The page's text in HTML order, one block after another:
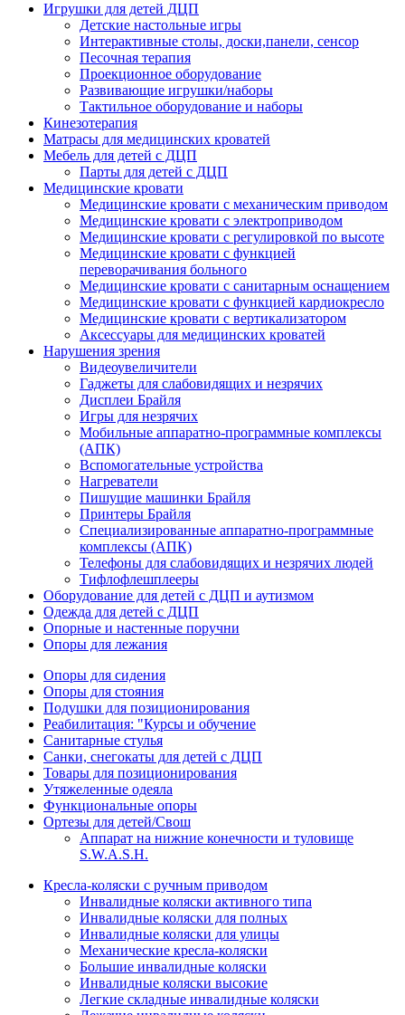
Игрушки для детей ДЦП
Детские настольные игры
Интерактивные столы, доски,панели, сенсор
Песочная терапия
Проекционное оборудование
Развивающие игрушки/наборы
Тактильное оборудование и наборы
Кинезотерапия
Матрасы для медицинских кроватей
Мебель для детей с ДЦП
Парты для детей с ДЦП
Медицинские кровати
Медицинские кровати с механическим приводом
Медицинские кровати с электроприводом
Медицинские кровати с регулировкой по высоте
Медицинские кровати с функцией
переворачивания больного
Медицинские кровати с санитарным оснащением
Медицинские кровати с функцией кардиокресло
Медицинские кровати с вертикализатором
Аксессуары для медицинских кроватей
Нарушения зрения
Видеоувеличители
Гаджеты для слабовидящих и незрячих
Дисплеи Брайля
Игры для незрячих
Мобильные аппаратно-программные комплексы
(АПК)
Вспомогательные устройства
Нагреватели
Пишущие машинки Брайля
Принтеры Брайля
Специализированные аппаратно-программные
комплексы (АПК)
Телефоны для слабовидящих и незрячих людей
Тифлофлешплееры
Оборудование для детей с ДЦП и аутизмом
Одежда для детей с ДЦП
Опорные и настенные поручни
Опоры для лежания
Опоры для сидения
Опоры для стояния
Подушки для позиционирования
Реабилитация: "Курсы и обучение
Санитарные стулья
Санки, снегокаты для детей с ДЦП
Товары для позиционирования
Утяжеленные одеяла
Функциональные опоры
Ортезы для детей/Свош
Аппарат на нижние конечности и туловище
S.W.A.S.H.
Кресла-коляски с ручным приводом
Инвалидные коляски активного типа
Инвалидные коляски для полных
Инвалидные коляски для улицы
Механические кресла-коляски
Большие инвалидные коляски
Инвалидные коляски высокие
Легкие складные инвалидные коляски